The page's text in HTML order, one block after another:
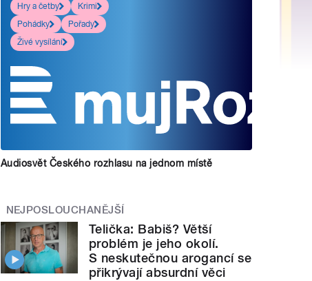
Hry a četby
Krimi
Pohádky
Pořady
Živé vysílání
Audiosvět Českého rozhlasu na jednom místě
NEJPOSLOUCHANĚJŠÍ
Telička: Babiš? Větší
problém je jeho okolí.
S neskutečnou arogancí se
přikrývají absurdní věci